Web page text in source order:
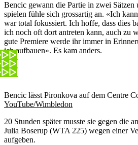
Bencic gewann die Partie in zwei Sätzen
spielen fühle sich grossartig an. «Ich
war total fokussiert. Ich hoffe, dass dies
ich noch oft dort antreten kann, auch zu
gute Premiere werde ihr immer in
ich aufbauen». Es kam anders.
Bencic lässt Pironkova auf dem Centre
YouTube/Wimbledon
20 Stunden später musste sie gegen die
Julia Boserup (WTA 225) wegen einer
aufgeben.